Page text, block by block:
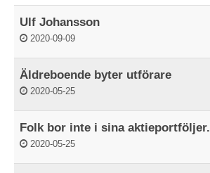
Ulf Johansson
2020-09-09
Äldreboende byter utförare
2020-05-25
Folk bor inte i sina aktieportföljer.
2020-05-25